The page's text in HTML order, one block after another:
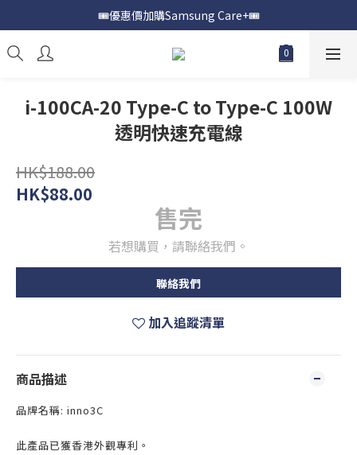
📍購買Samsung Galaxy S25📍
🎟️優惠價加購Samsung Care+🎟️
📍購買Samsung Galaxy S25📍
i-100CA-20 Type-C to Type-C 100W
透明快速充電線
HK$188.00
HK$88.00
售完
若想購買，請聯絡我們。
聯絡我們
加入追蹤清單
商品描述
品牌名稱: inno3C
此產品已獲香港外觀專利。